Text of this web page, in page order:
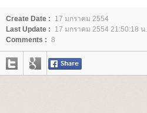
Create Date :
17 มกราคม 2554
Last Update :
17 มกราคม 2554 21:50:18 น.
Comments : 8